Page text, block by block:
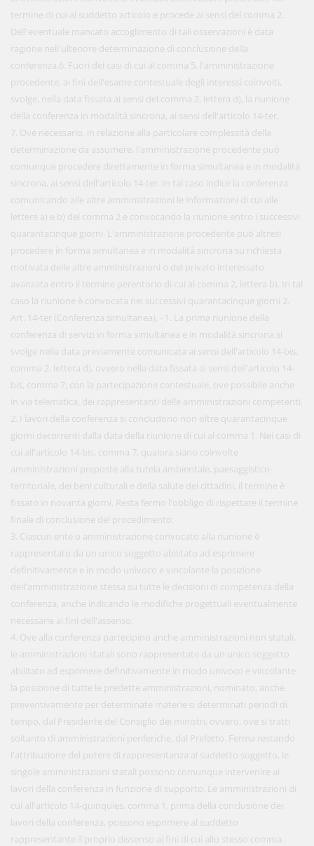
termine di cui al suddetto articolo e procede ai sensi del comma 2.
Dell'eventuale mancato accoglimento di tali osservazioni è data
ragione nell'ulteriore determinazione di conclusione della
conferenza.6. Fuori dei casi di cui al comma 5, l'amministrazione
procedente, ai fini dell'esame contestuale degli interessi coinvolti,
svolge, nella data fissata ai sensi del comma 2, lettera d), la riunione
della conferenza in modalità sincrona, ai sensi dell'articolo 14-ter.
7. Ove necessario, in relazione alla particolare complessità della
determinazione da assumere, l'amministrazione procedente può
comunque procedere direttamente in forma simultanea e in modalità
sincrona, ai sensi dell'articolo 14-ter. In tal caso indice la conferenza
comunicando alle altre amministrazioni le informazioni di cui alle
lettere a) e b) del comma 2 e convocando la riunione entro i successivi
quarantacinque giorni. L'amministrazione procedente può altresì
procedere in forma simultanea e in modalità sincrona su richiesta
motivata delle altre amministrazioni o del privato interessato
avanzata entro il termine perentorio di cui al comma 2, lettera b). In tal
caso la riunione è convocata nei successivi quarantacinque giorni 2.
Art. 14-ter (Conferenza simultanea). - 1. La prima riunione della
conferenza di servizi in forma simultanea e in modalità sincrona si
svolge nella data previamente comunicata ai sensi dell'articolo 14-bis,
comma 2, lettera d), ovvero nella data fissata ai sensi dell'articolo 14-
bis, comma 7, con la partecipazione contestuale, ove possibile anche
in via telematica, dei rappresentanti delle amministrazioni competenti.
2. I lavori della conferenza si concludono non oltre quarantacinque
giorni decorrenti dalla data della riunione di cui al comma 1. Nei casi di
cui all'articolo 14-bis, comma 7, qualora siano coinvolte
amministrazioni preposte alla tutela ambientale, paesaggistico-
territoriale, dei beni culturali e della salute dei cittadini, il termine è
fissato in novanta giorni. Resta fermo l'obbligo di rispettare il termine
finale di conclusione del procedimento.
3. Ciascun ente o amministrazione convocato alla riunione è
rappresentato da un unico soggetto abilitato ad esprimere
definitivamente e in modo univoco e vincolante la posizione
dell'amministrazione stessa su tutte le decisioni di competenza della
conferenza, anche indicando le modifiche progettuali eventualmente
necessarie ai fini dell'assenso.
4. Ove alla conferenza partecipino anche amministrazioni non statali,
le amministrazioni statali sono rappresentate da un unico soggetto
abilitato ad esprimere definitivamente in modo univoco e vincolante
la posizione di tutte le predette amministrazioni, nominato, anche
preventivamente per determinate materie o determinati periodi di
tempo, dal Presidente del Consiglio dei ministri, ovvero, ove si tratti
soltanto di amministrazioni periferiche, dal Prefetto. Ferma restando
l'attribuzione del potere di rappresentanza al suddetto soggetto, le
singole amministrazioni statali possono comunque intervenire ai
lavori della conferenza in funzione di supporto. Le amministrazioni di
cui all'articolo 14-quinquies, comma 1, prima della conclusione dei
lavori della conferenza, possono esprimere al suddetto
rappresentante il proprio dissenso ai fini di cui allo stesso comma.